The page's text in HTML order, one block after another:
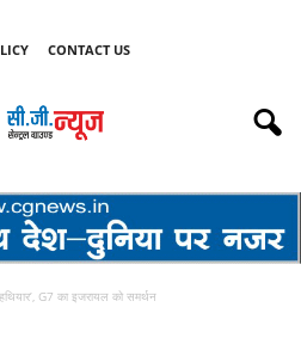
CONTACT US
G7 का इजरायल को समर्थन